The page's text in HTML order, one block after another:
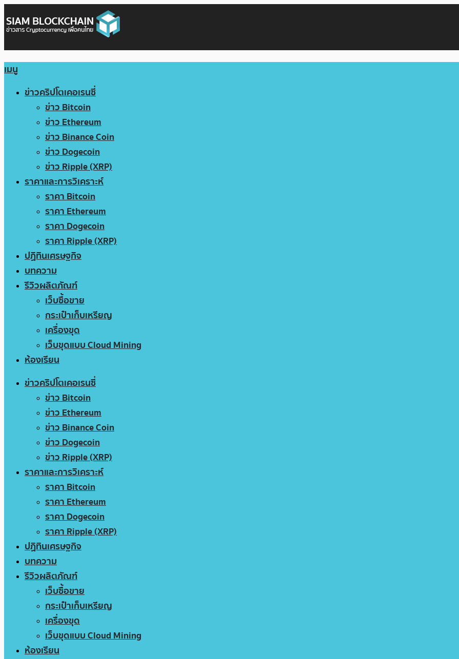
เมนู
ข่าวคริปโตเคอเรนซี่
ข่าว Bitcoin
ข่าว Ethereum
ข่าว Binance Coin
ข่าว Dogecoin
ข่าว Ripple (XRP)
ราคาและการวิเคราะห์
ราคา Bitcoin
ราคา Ethereum
ราคา Dogecoin
ราคา Ripple (XRP)
ปฏิทินเศรษฐกิจ
บทความ
รีวิวผลิตภัณฑ์
เว็บซื้อขาย
กระเป๋าเก็บเหรียญ
เครื่องขุด
เว็บขุดแบบ Cloud Mining
ห้องเรียน
ข่าวคริปโตเคอเรนซี่
ข่าว Bitcoin
ข่าว Ethereum
ข่าว Binance Coin
ข่าว Dogecoin
ข่าว Ripple (XRP)
ราคาและการวิเคราะห์
ราคา Bitcoin
ราคา Ethereum
ราคา Dogecoin
ราคา Ripple (XRP)
ปฏิทินเศรษฐกิจ
บทความ
รีวิวผลิตภัณฑ์
เว็บซื้อขาย
กระเป๋าเก็บเหรียญ
เครื่องขุด
เว็บขุดแบบ Cloud Mining
ห้องเรียน